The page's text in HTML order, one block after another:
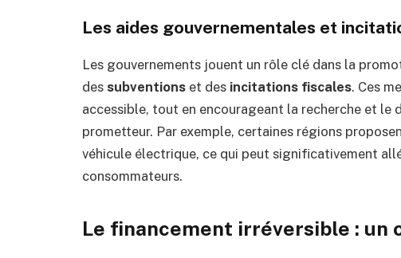
Les aides gouvernementales et
Les gouvernements jouent un rôle clé dans la
des subventions et des incitations fiscales. Ces
accessible, tout en encourageant la recherche et le
prometteur. Par exemple, certaines régions
véhicule électrique, ce qui peut significativement
consommateurs.
Le financement irréversible : un